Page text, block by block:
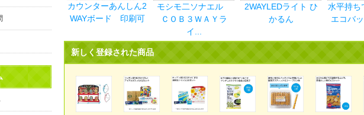
カウンターあんしん2
WAYボード 印刷可
モシモ二ソナエル
ＣＯＢ３ＷＡＹラ
イ...
2WAYLEDライト ひ
かるん
水平持ち
エコバ
新しく登録された商品